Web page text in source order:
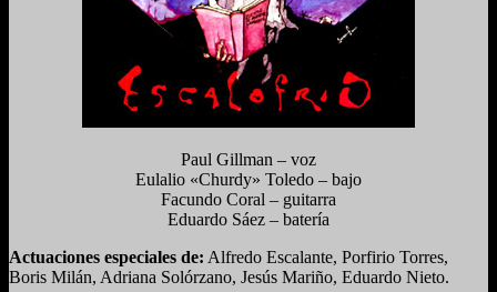
Paul Gillman – voz
Eulalio «Churdy» Toledo – bajo
Facundo Coral – guitarra
Eduardo Sáez – batería
Actuaciones especiales de: Alfredo Escalante, Porfirio Torres,
Boris Milán, Adriana Solórzano, Jesús Mariño, Eduardo Nieto.